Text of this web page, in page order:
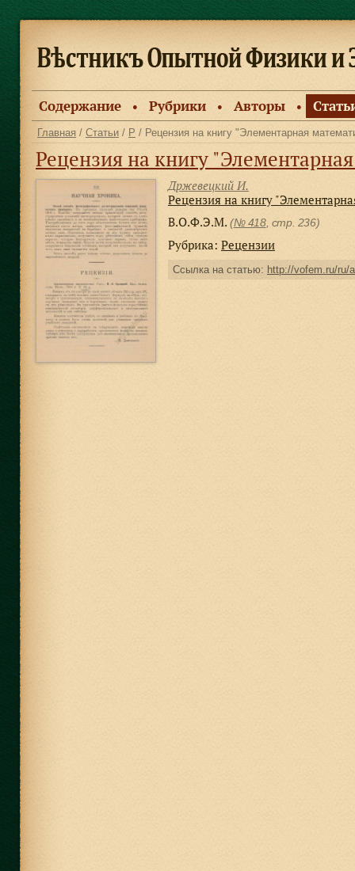
Содержание ● Рубрики ● Авторы ●
Главная / Статьи / Р / Рецензия на книгу "Элементарная
Рецензия на книгу
Држевецкий И.
Рецензия на книгу
В.О.Ф.Э.М. (№ 418, стр. 236)
Рубрика: Рецензии
Ссылка на статью: http://vofem.ru/ru/